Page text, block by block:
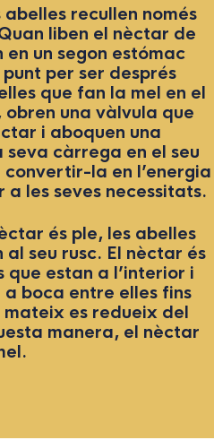
abelles recullen només
liben el nèctar de
un segon estómac
per ser després
que fan la mel en el
obren una vàlvula que
i aboquen una
càrrega en el seu
la en l’energia
a les seves necessitats.
és ple, les abelles
al seu rusc. El nèctar és
que estan a l’interior i
boca entre elles fins
es redueix del
manera, el nèctar